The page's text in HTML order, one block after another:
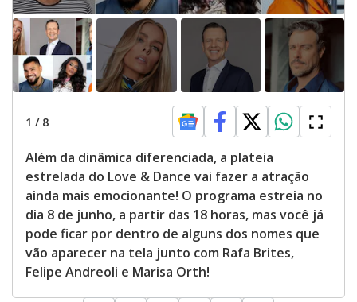
1 / 8
Além da dinâmica diferenciada, a plateia
estrelada do Love & Dance vai fazer a atração
ainda mais emocionante! O programa estreia no
dia 8 de junho, a partir das 18 horas, mas você já
pode ficar por dentro de alguns dos nomes que
vão aparecer na tela junto com Rafa Brites,
Felipe Andreoli e Marisa Orth!